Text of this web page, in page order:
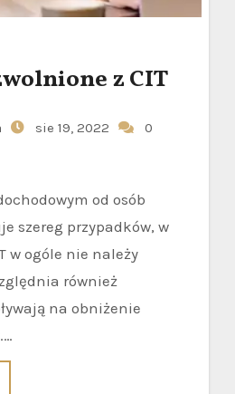
z CIT
sie 19, 2022
0
szereg przypadków, w
w ogóle nie należy
również
na obniżenie